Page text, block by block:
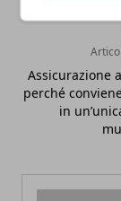
Assicurazione
perché
in